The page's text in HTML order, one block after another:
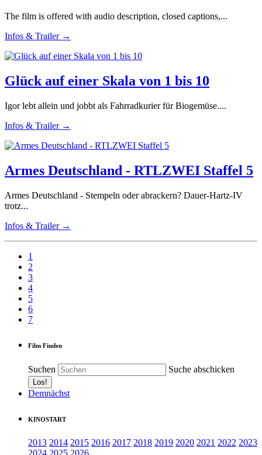
The film is offered with audio description, closed captions,...
Infos & Trailer →
Glück auf einer Skala von 1 bis 10
Igor lebt allein und jobbt als Fahrradkurier für Biogemüse....
Infos & Trailer →
Armes Deutschland - RTLZWEI Staffel 5
Armes Deutschland - Stempeln oder abrackern? Dauer-Hartz-IV
trotz...
Infos & Trailer →
1
2
3
4
5
6
7
Film Finden
Suchen Suche abschicken
Demnächst
KINOSTART
2013 2014 2015 2016 2017 2018 2019 2020 2021 2022 2023
2024 2025 2026